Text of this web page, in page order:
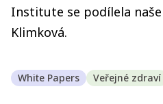
Institute se podílela
Klimková.
White Papers Veřejné zdraví